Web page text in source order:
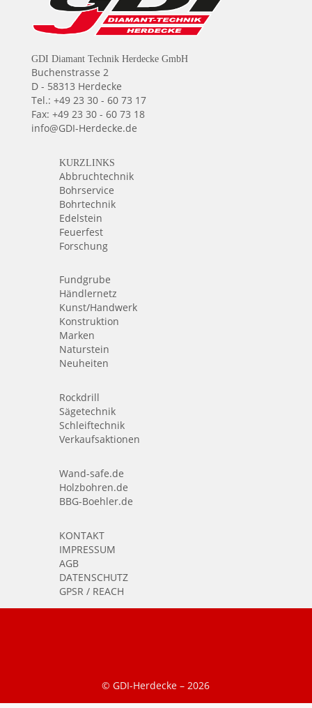
GDI Diamant Technik Herdecke GmbH
Buchenstrasse 2
D - 58313 Herdecke
Tel.: +49 23 30 - 60 73 17
Fax: +49 23 30 - 60 73 18
info@GDI-Herdecke.de
KURZLINKS
Abbruchtechnik
Bohrservice
Bohrtechnik
Edelstein
Feuerfest
Forschung
Fundgrube
Händlernetz
Kunst/Handwerk
Konstruktion
Marken
Naturstein
Neuheiten
Rockdrill
Sägetechnik
Schleiftechnik
Verkaufsaktionen
Wand-safe.de
Holzbohren.de
BBG-Boehler.de
KONTAKT
IMPRESSUM
AGB
DATENSCHUTZ
GPSR / REACH
© GDI-Herdecke – 2026